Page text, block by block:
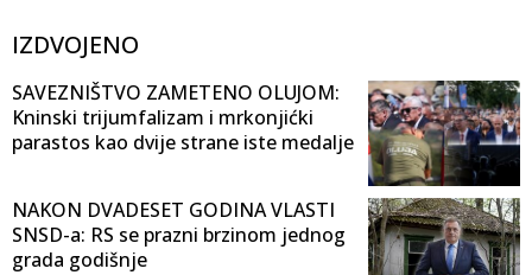
IZDVOJENO
SAVEZNIŠTVO ZAMETENO OLUJOM:
Kninski trijumfalizam i mrkonjićki
parastos kao dvije strane iste medalje
NAKON DVADESET GODINA VLASTI
SNSD-a: RS se prazni brzinom jednog
grada godišnje